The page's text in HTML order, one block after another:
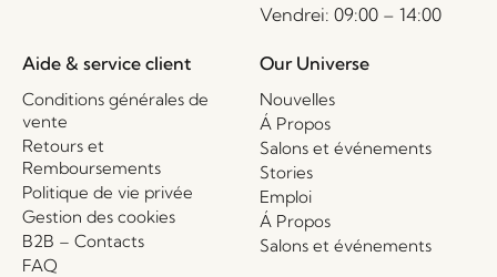
Vendrei: 09:00 – 14:00
Aide & service client
Conditions générales de
vente
Retours et
Remboursements
Politique de vie privée
Gestion des cookies
B2B – Contacts
FAQ
Our Universe
Nouvelles
Á Propos
Salons et événements
Stories
Emploi
Á Propos
Salons et événements